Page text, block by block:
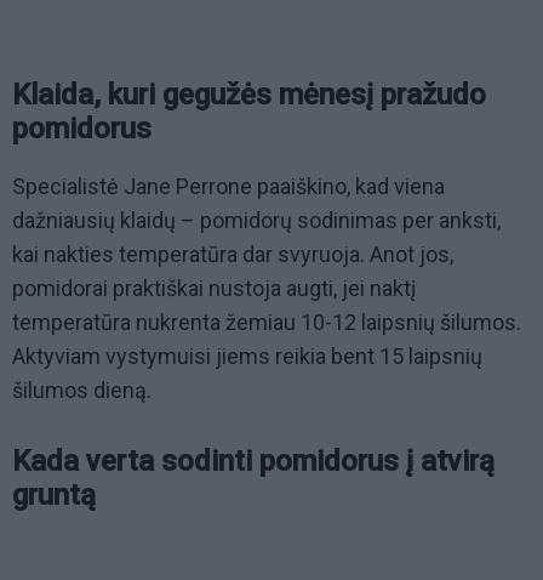
Klaida, kuri gegužės mėnesį pražudo
pomidorus
Specialistė Jane Perrone paaiškino, kad viena
dažniausių klaidų – pomidorų sodinimas per anksti,
kai nakties temperatūra dar svyruoja. Anot jos,
pomidorai praktiškai nustoja augti, jei naktį
temperatūra nukrenta žemiau 10-12 laipsnių šilumos.
Aktyviam vystymuisi jiems reikia bent 15 laipsnių
šilumos dieną.
Kada verta sodinti pomidorus į atvirą
gruntą